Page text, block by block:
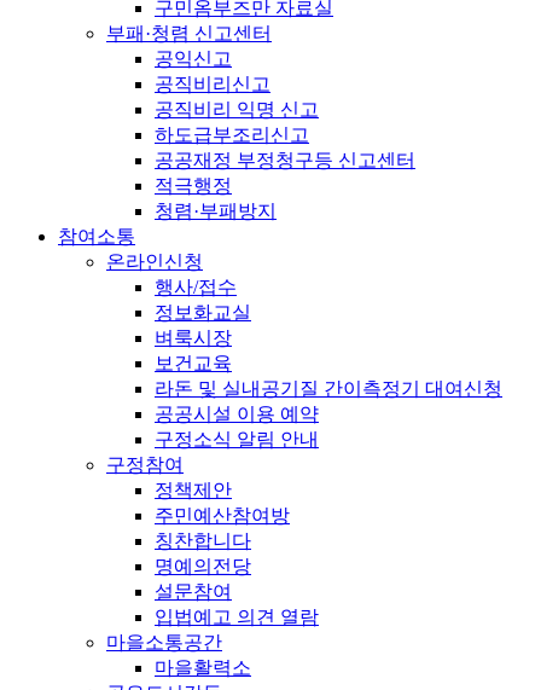
구민옴부즈만 자료실
부패·청렴 신고센터
공익신고
공직비리신고
공직비리 익명 신고
하도급부조리신고
공공재정 부정청구등 신고센터
적극행정
청렴·부패방지
참여소통
온라인신청
행사/접수
정보화교실
벼룩시장
보건교육
라돈 및 실내공기질 간이측정기 대여신청
공공시설 이용 예약
구정소식 알림 안내
구정참여
정책제안
주민예산참여방
칭찬합니다
명예의전당
설문참여
입법예고 의견 열람
마을소통공간
마을활력소